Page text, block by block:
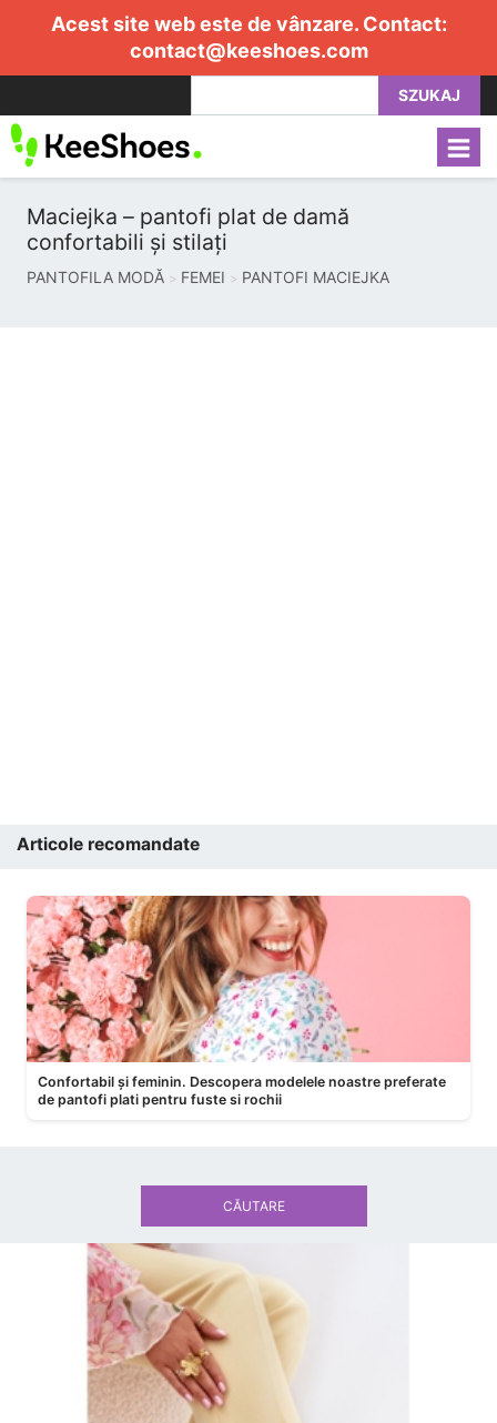
Acest site web este de vânzare. Contact:
contact@keeshoes.com
SZUKAJ
Maciejka – pantofi plat de damă
confortabili și stilați
PANTOFILA MODĂ FEMEI PANTOFI MACIEJKA
Articole recomandate
Confortabil și feminin. Descopera modelele noastre preferate
de pantofi plati pentru fuste si rochii
CĂUTARE